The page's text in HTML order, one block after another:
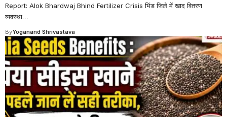
Report: Alok Bhardwaj Bhind Fertilizer Crisis भिंड जिले में खाद वितरण
व्यवस्था…
ByYoganand Shrivastava